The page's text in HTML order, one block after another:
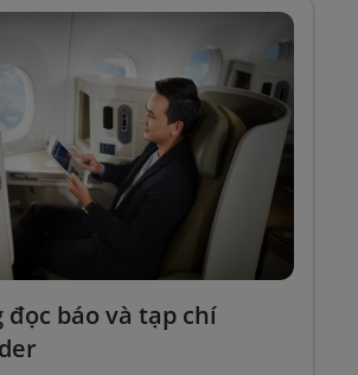
đọc báo và tạp chí